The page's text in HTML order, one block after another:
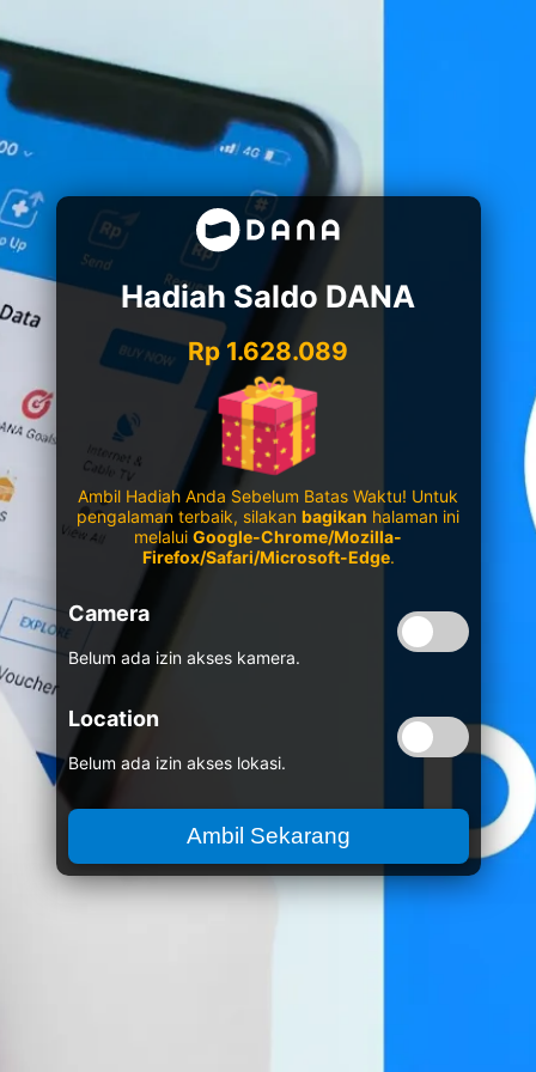
Hadiah Saldo DANA
Rp 1.628.089
Ambil Hadiah Anda Sebelum Batas Waktu! Untuk
pengalaman terbaik, silakan bagikan halaman ini
melalui Google-Chrome/Mozilla-
Firefox/Safari/Microsoft-Edge.
Camera
Belum ada izin akses kamera.
Location
Belum ada izin akses lokasi.
Ambil Sekarang